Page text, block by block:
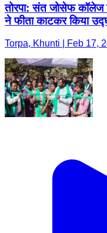
तोरपा: संत जोसेफ कॉलेज
ने फीता काटकर किया
Torpa, Khunti | Feb 17,